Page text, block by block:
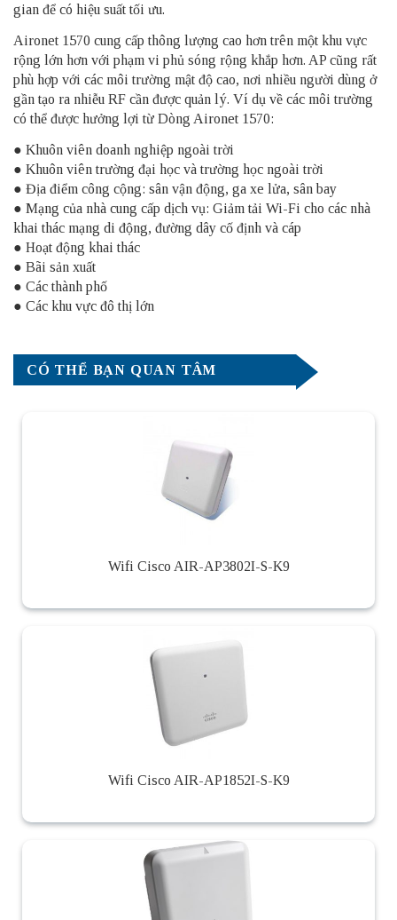
gian để có hiệu suất tối ưu.
Aironet 1570 cung cấp thông lượng cao hơn trên một khu vực
rộng lớn hơn với phạm vi phủ sóng rộng khắp hơn. AP cũng rất
phù hợp với các môi trường mật độ cao, nơi nhiều người dùng ở
gần tạo ra nhiễu RF cần được quản lý. Ví dụ về các môi trường
có thể được hưởng lợi từ Dòng Aironet 1570:
● Khuôn viên doanh nghiệp ngoài trời
● Khuôn viên trường đại học và trường học ngoài trời
● Địa điểm công cộng: sân vận động, ga xe lửa, sân bay
● Mạng của nhà cung cấp dịch vụ: Giảm tải Wi-Fi cho các nhà
khai thác mạng di động, đường dây cố định và cáp
● Hoạt động khai thác
● Bãi sản xuất
● Các thành phố
● Các khu vực đô thị lớn
CÓ THỂ BẠN QUAN TÂM
Wifi Cisco AIR-AP3802I-S-K9
Wifi Cisco AIR-AP1852I-S-K9